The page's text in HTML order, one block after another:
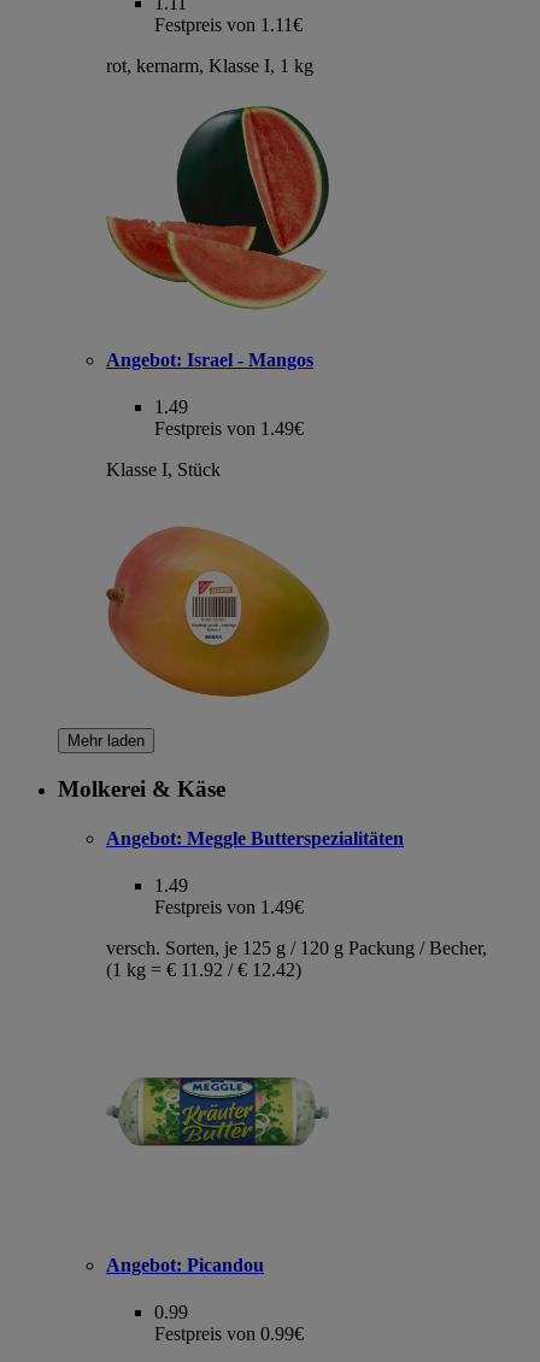
Festpreis von 1.11€
rot, kernarm, Klasse I, 1 kg
Angebot: Israel - Mangos
1.49
Festpreis von 1.49€
Klasse I, Stück
Mehr laden
Molkerei & Käse
Angebot: Meggle Butterspezialitäten
1.49
Festpreis von 1.49€
versch. Sorten, je 125 g / 120 g Packung / Becher,
(1 kg = € 11.92 / € 12.42)
Angebot: Picandou
0.99
Festpreis von 0.99€